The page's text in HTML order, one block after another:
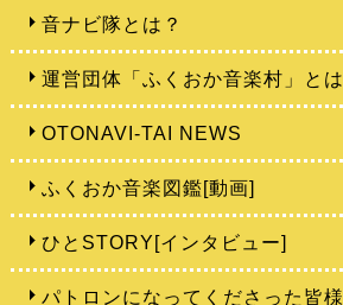
音ナビ隊とは？
運営団体「ふくおか音楽村」とは
OTONAVI-TAI NEWS
ふくおか音楽図鑑[動画]
ひとSTORY[インタビュー]
パトロンになってくださった皆様